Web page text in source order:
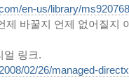
en-us/library/
제 바꿀지 언제 없어질지
얼 링크.
02/26/managed-